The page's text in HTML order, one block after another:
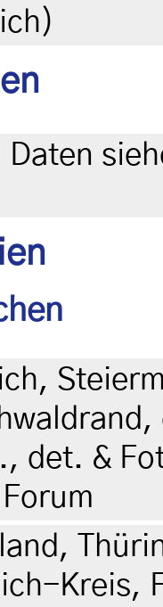
det. &
Kreis,